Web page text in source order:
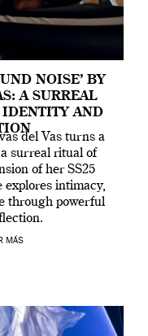
NOISE’ BY
A SURREAL
AND
del Vas turns a
surreal ritual of
of her SS25
explores intimacy,
through powerful
MÁS